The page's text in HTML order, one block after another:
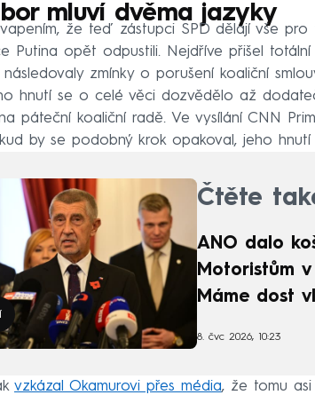
mluví dvěma jazyky
že teď zástupci SPD dělají vše
Putina opět odpustili. Nejdříve přišel
zmínky o porušení koaliční
hnutí se o celé věci dozvědělo až
páteční koaliční radě. Ve vysílání CNN
by se podobný krok opakoval, jeho
Čtěte
ANO dalo
Motoristům
Máme dost
8. čvc 2026, 10:23
vzkázal Okamurovi přes média, že tomu